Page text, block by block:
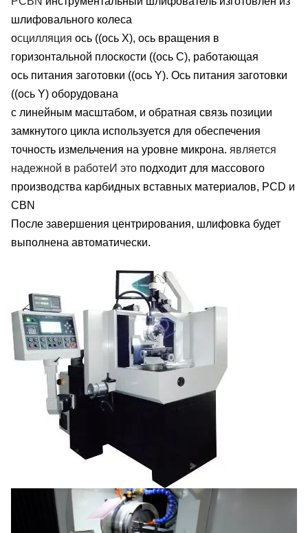
шлифовального колеса
oсцилляция ось ((ось X), ось вращения в
горизонтальной плоскости ((ось C), работающая
ось питания заготовки ((ось Y). Ось питания заготовки
((ось Y) оборудована
с линейным масштабом, и обратная связь позиции
замкнутого цикла используется для обеспечения
точность измельчения на уровне микрона. является
надежной в работеИ это подходит для массового
производства карбидных вставных материалов, PCD и
CBN
После завершения центрирования, шлифовка будет
выполнена автоматически.